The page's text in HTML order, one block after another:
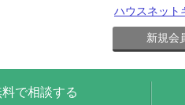
ハウスネット
新規会
で相談する